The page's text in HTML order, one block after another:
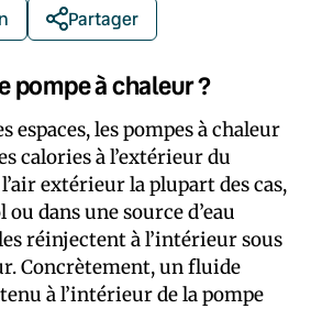
Partager
pompe à chaleur ?
espaces, les pompes à chaleur
calories à l’extérieur du
extérieur la plupart des cas,
ou dans une source d’eau
réinjectent à l’intérieur sous
Concrètement, un fluide
à l’intérieur de la pompe